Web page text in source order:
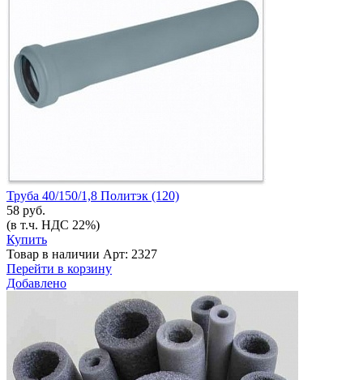
Труба 40/150/1,8 Политэк (120)
58 руб.
(в т.ч. НДС 22%)
Купить
Товар в наличии Арт: 2327
Перейти в корзину
Добавлено